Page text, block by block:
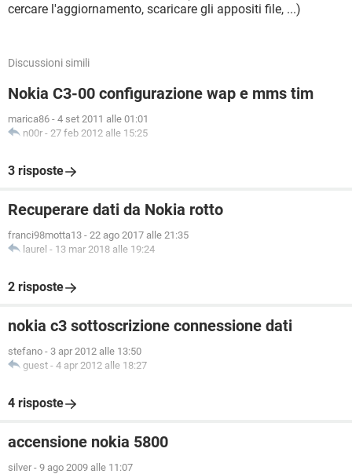
cercare l'aggiornamento, scaricare gli appositi file, ...)
Discussioni simili
Nokia C3-00 configurazione wap e mms tim
marica86 - 4 set 2011 alle 01:01
n00r - 27 feb 2012 alle 15:25
3 risposte
Recuperare dati da Nokia rotto
franci98motta13 - 22 ago 2017 alle 21:35
laurel - 13 mar 2018 alle 19:24
2 risposte
nokia c3 sottoscrizione connessione dati
stefano - 3 apr 2012 alle 13:50
guest - 4 apr 2012 alle 18:27
4 risposte
accensione nokia 5800
silver - 9 ago 2009 alle 11:07